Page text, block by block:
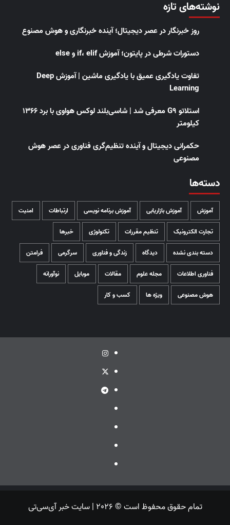
نوشته‌های تازه
روز خبرنگار در عصر دیجیتال؛ آینده خبرنگاری و هوش مصنوع
دستورات شرطی در پایتون؛ آموزش if، elif و else
تفاوت یادگیری عمیق با یادگیری ماشین | آموزش Deep
Learning
استلاتو G9 معرفی شد | شاسی‌بلند لوکس هواوی با برد ۱۳۶۶
کیلومتر
حکمرانی دیجیتال و آینده تنظیم‌گری فناوری در عصر هوش
مصنوعی
دسته‌ها
آموزش آموزش بازاریابی آموزش برنامه نویسی ارتباطات امنیت
تجارت الکترونیک تنظیم مقررات تکنولوژی خبرها
دسته بندی نشده دیدگاه زندگی و فناوری سرگرمی فرامتن
فناوری اطلاعات مجله علوم مقالات موبایل نوآورانه
هوش مصنوعی ویژه ها کسب و کار
اینستاگرام
توئیتر
تلگرام
تمام حقوق محفوظ است © 2026 | سایت خبر آی‌سی‌تی